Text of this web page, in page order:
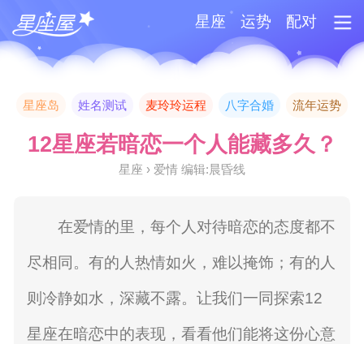
星座 运势 配对
星座岛 姓名测试 麦玲玲运程 八字合婚 流年运势
12星座若暗恋一个人能藏多久？
星座 › 爱情 编辑:晨昏线
在爱情的里，每个人对待暗恋的态度都不
尽相同。有的人热情如火，难以掩饰；有的人
则冷静如水，深藏不露。让我们一同探索12
星座在暗恋中的表现，看看他们能将这份心意